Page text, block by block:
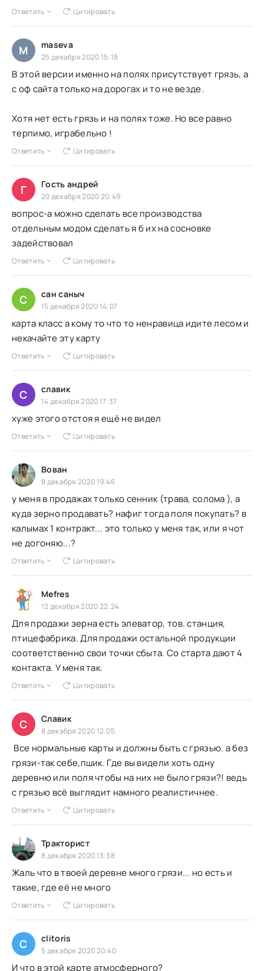
Ответить Цитировать
M maseva
25 декабря 2020 15:18
В этой версии именно на полях присутствует грязь, а
с оф сайта только на дорогах и то не везде.
Хотя нет есть грязь и на полях тоже. Но все равно
терпимо, играбельно !
Ответить Цитировать
Г Гость андрей
20 декабря 2020 20:49
вопрос-а можно сделать все производства
отдельным модом сделать я б их на сосновке
задействовал
Ответить Цитировать
С сан саныч
15 декабря 2020 14:07
карта класс а кому то что то ненравица идите лесом и
некачайте эту карту
Ответить Цитировать
С славик
14 декабря 2020 17:37
хуже этого отстоя я ещё не видел
Ответить Цитировать
Вован
8 декабря 2020 19:46
у меня в продажах только сенник (трава, солома ), а
куда зерно продавать? нафиг тогда поля покупать? в
калымах 1 контракт... это только у меня так, или я чот
не догоняю...?
Ответить Цитировать
Mefres
12 декабря 2020 22:24
Для продажи зерна есть элеватор, тов. станция,
птицефабрика. Для продажи остальной продукции
соответственно свои точки сбыта. Со старта дают 4
контакта. У меня так.
Ответить Цитировать
С Славик
8 декабря 2020 12:05
Все нормальные карты и должны быть с грязью. а без
грязи-так себе,пшик. Где вы видели хоть одну
деревню или поля чтобы на них не было грязи?! ведь
с грязью всё выглядит намного реалистичнее.
Ответить Цитировать
Тракторист
8 декабря 2020 13:38
Жаль что в твоей деревне много грязи... но есть и
такие, где её не много
Ответить Цитировать
C clitoris
5 декабря 2020 20:40
И что в этой карте атмосферного?